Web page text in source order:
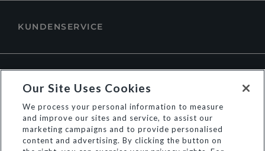
KUNDENSERVICE
Our Site Uses Cookies
We process your personal information to measure
and improve our sites and service, to assist our
marketing campaigns and to provide personalised
content and advertising. By clicking the button on